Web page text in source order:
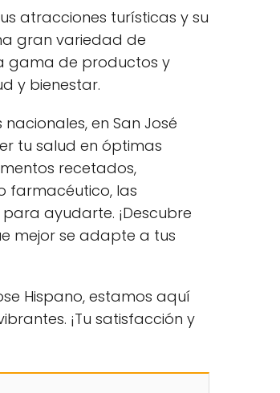
atracciones turísticas y su
gran variedad de
gama de productos y
y bienestar.
en San José
tu salud en óptimas
recetados,
farmacéutico, las
ayudarte. ¡Descubre
mejor se adapte a tus
Hispano, estamos aquí
¡Tu satisfacción y